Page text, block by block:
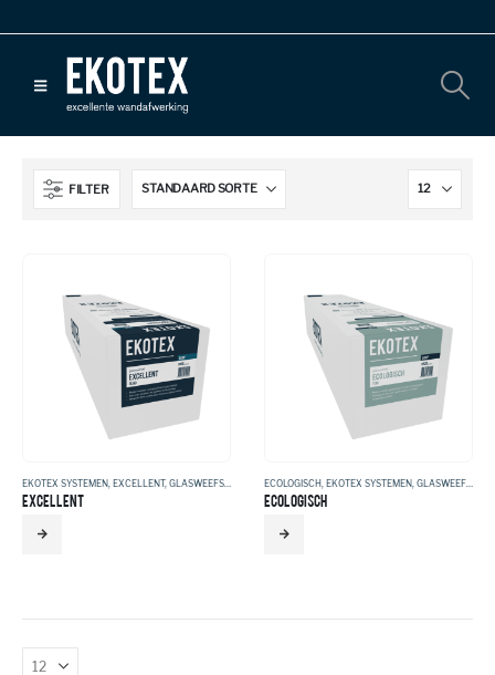
FILTER
EKOTEX SYSTEMEN EXCELLENT, GLASWEEFSEL
EXCELLENT
ECOLOGISCH EKOTEX SYSTEMEN GLASWEEFSEL
ECOLOGISCH